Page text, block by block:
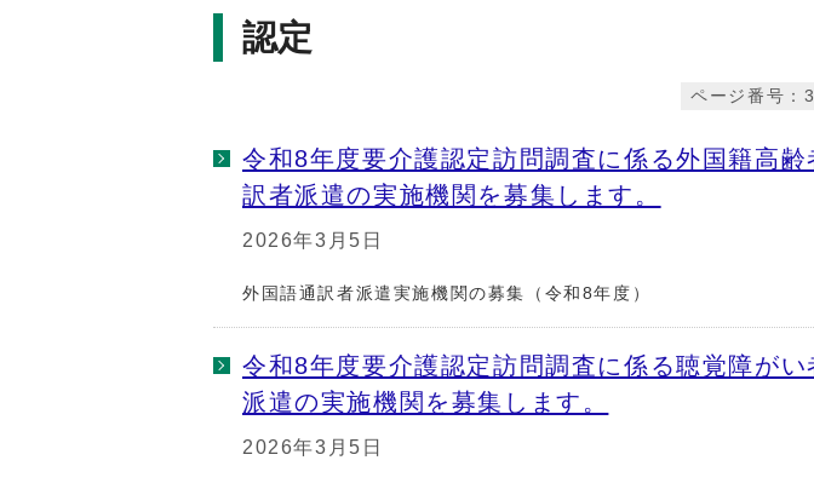
認定
ページ番号
令和8年度要介護認定訪問調査に係る外国籍高齢
訳者派遣の実施機関を募集します。
2026年3月5日
外国語通訳者派遣実施機関の募集（令和8年度）
令和8年度要介護認定訪問調査に係る聴覚障が
派遣の実施機関を募集します。
2026年3月5日